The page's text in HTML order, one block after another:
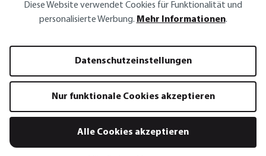
Rezept Inspirationen
Rotes Sauerkraut mit Möhren,
Frühlingszwiebeln, Koriander und
Chili
Diese Website verwendet Cookies für Funktionalität und
personalisierte Werbung. Mehr Informationen.
Datenschutzeinstellungen
Nur funktionale Cookies akzeptieren
Alle Cookies akzeptieren